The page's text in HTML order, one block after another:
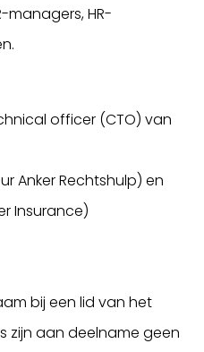
managers, HR-
officer (CTO) van
Anker Rechtshulp) en
Insurance)
bij een lid van het
zijn aan deelname geen